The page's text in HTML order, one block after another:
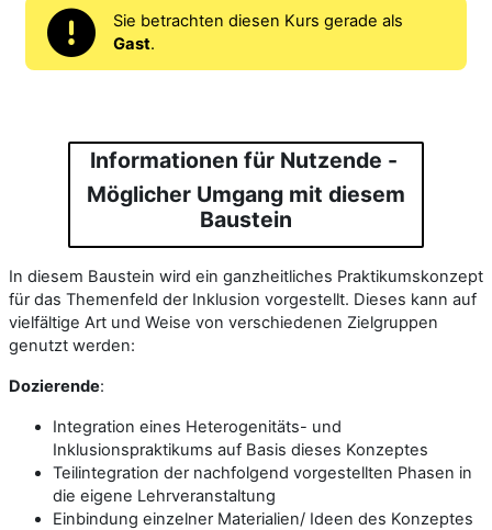
Sie betrachten diesen Kurs gerade als
Gast.
Informationen für Nutzende -
Möglicher Umgang mit diesem
Baustein
In diesem Baustein wird ein ganzheitliches Praktikumskonzept
für das Themenfeld der Inklusion vorgestellt. Dieses kann auf
vielfältige Art und Weise von verschiedenen Zielgruppen
genutzt werden:
Dozierende:
Integration eines Heterogenitäts- und
Inklusionspraktikums auf Basis dieses Konzeptes
Teilintegration der nachfolgend vorgestellten Phasen in
die eigene Lehrveranstaltung
Einbindung einzelner Materialien/ Ideen des Konzeptes